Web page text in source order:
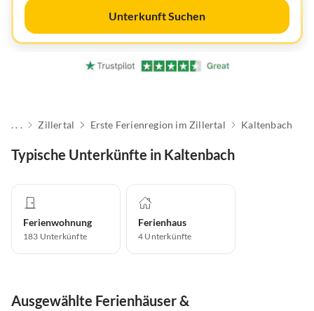
Unterkunft Suchen
. . . Zillertal Erste Ferienregion im Zillertal Kaltenbach
Typische Unterkünfte in Kaltenbach
Ferienwohnung
183 Unterkünfte
Ferienhaus
4 Unterkünfte
Ausgewählte Ferienhäuser &